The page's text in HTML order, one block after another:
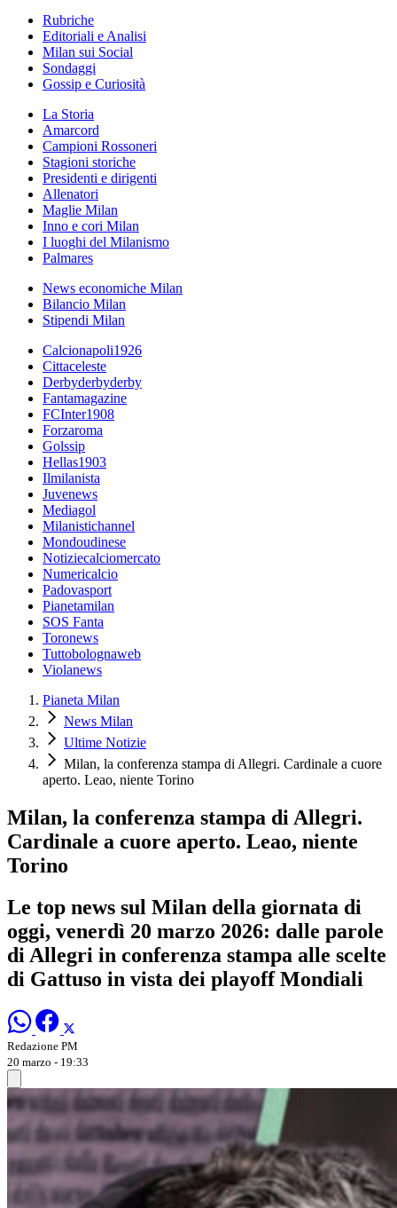
Rubriche
Editoriali e Analisi
Milan sui Social
Sondaggi
Gossip e Curiosità
La Storia
Amarcord
Campioni Rossoneri
Stagioni storiche
Presidenti e dirigenti
Allenatori
Maglie Milan
Inno e cori Milan
I luoghi del Milanismo
Palmares
News economiche Milan
Bilancio Milan
Stipendi Milan
Calcionapoli1926
Cittaceleste
Derbyderbyderby
Fantamagazine
FCInter1908
Forzaroma
Golssip
Hellas1903
Ilmilanista
Juvenews
Mediagol
Milanistichannel
Mondoudinese
Notiziecalciomercato
Numericalcio
Padovasport
Pianetamilan
SOS Fanta
Toronews
Tuttobolognaweb
Violanews
Pianeta Milan
News Milan
Ultime Notizie
Milan, la conferenza stampa di Allegri. Cardinale a cuore
aperto. Leao, niente Torino
Milan, la conferenza stampa di Allegri.
Cardinale a cuore aperto. Leao, niente
Torino
Le top news sul Milan della giornata di
oggi, venerdì 20 marzo 2026: dalle parole
di Allegri in conferenza stampa alle scelte
di Gattuso in vista dei playoff Mondiali
Redazione PM
20 marzo - 19:33